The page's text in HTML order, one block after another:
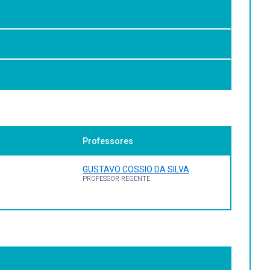
na prática acadêmica e profissional.
Professores
GUSTAVO COSSIO DA SILVA
PROFESSOR REGENTE